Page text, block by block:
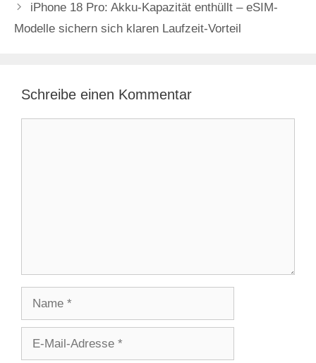
iPhone 18 Pro: Akku-Kapazität enthüllt – eSIM-
Modelle sichern sich klaren Laufzeit-Vorteil
Schreibe einen Kommentar